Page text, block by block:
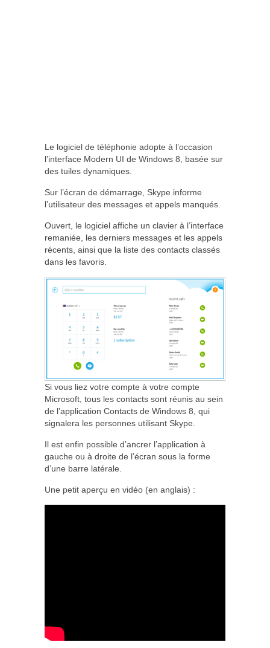
Le logiciel de téléphonie adopte à l’occasion
l’interface Modern UI de Windows 8, basée sur
des tuiles dynamiques.
Sur l’écran de démarrage, Skype informe
l’utilisateur des messages et appels manqués.
Ouvert, le logiciel affiche un clavier à l’interface
remaniée, les derniers messages et les appels
récents, ainsi que la liste des contacts classés
dans les favoris.
Si vous liez votre compte à votre compte
Microsoft, tous les contacts sont réunis au sein
de l’application Contacts de Windows 8, qui
signalera les personnes utilisant Skype.
Il est enfin possible d’ancrer l’application à
gauche ou à droite de l’écran sous la forme
d’une barre latérale.
Une petit aperçu en vidéo (en anglais) :